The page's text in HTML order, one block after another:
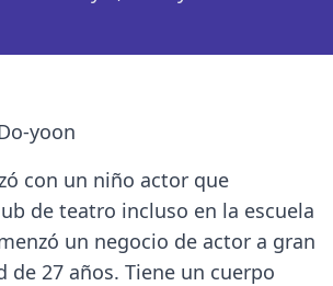
yoon
con un niño actor que
de teatro incluso en la escuela
un negocio de actor a gran
de 27 años. Tiene un cuerpo